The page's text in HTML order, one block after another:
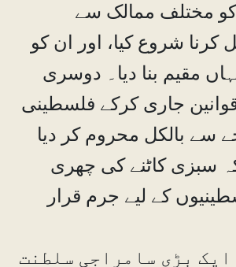
کو مختلف ممالک سے
کرنا شروع کیا، اور ان کو
مقیم بنا دیا۔ دوسری
جاری کرکے فلسطینی
سے بالکل محروم کر دیا
سبزی کاٹنے کی چھری
کے لیے جرم قرار
ایک بڑی سامراجی سلطنت